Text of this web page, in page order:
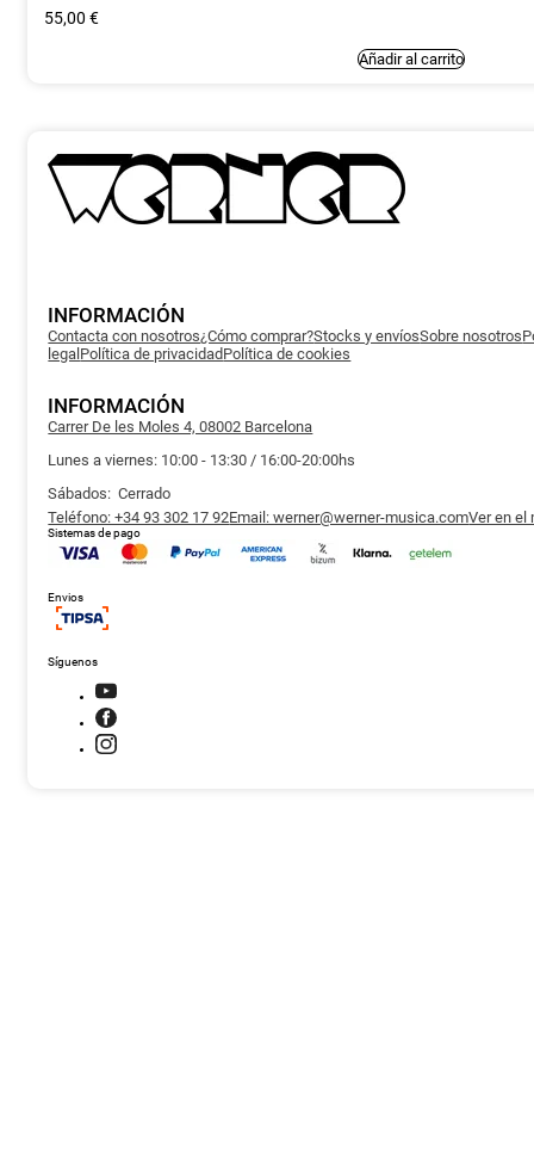
55,00 €
Añadir al carrito
INFORMACIÓN
Contacta con nosotros¿Cómo comprar?Stocks y envíosSobre nosotros
legal Política de privacidadPolítica de cookies
INFORMACIÓN
Carrer De les Moles 4, 08002 Barcelona
Lunes a viernes: 10:00 - 13:30 / 16:00-20:00hs
Sábados: Cerrado
Teléfono: +34 93 302 17 92Email: werner@werner-musica.comVer en el
Sistemas de pago
Envios
Síguenos